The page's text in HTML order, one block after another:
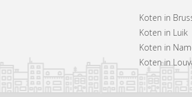
Koten in
Koten in Luik
Koten in
Koten in